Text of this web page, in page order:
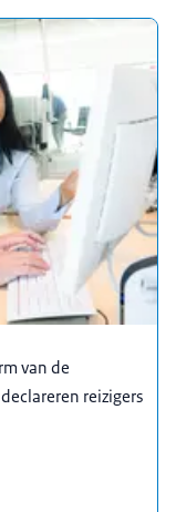
van de
reizigers